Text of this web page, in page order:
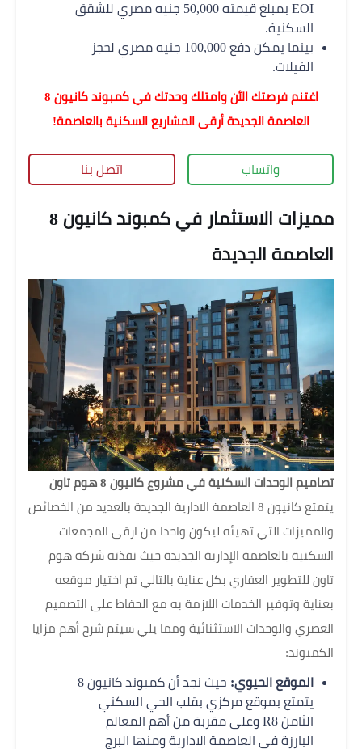
EOI بمبلغ قيمته 50,000 جنيه مصري للشقق
السكنية.
بينما يمكن دفع 100,000 جنيه مصري لحجز
الفيلات.
اغتنم فرصتك الأن وامتلك وحدتك في كمبوند كانيون 8
العاصمة الجديدة أرقى المشاريع السكنية بالعاصمة!
واتساب اتصل بنا
مميزات الاستثمار في كمبوند كانيون 8
العاصمة الجديدة
تصاميم الوحدات السكنية في مشروع كانيون 8 هوم تاون
يتمتع كانيون 8 العاصمة الادارية الجديدة بالعديد من الخصائص
والمميزات التي تهيئه ليكون واحدا من ارقى المجمعات
السكنية بالعاصمة الإدارية الجديدة حيث نفذته شركة هوم
تاون للتطوير العقاري بكل عناية بالتالي تم اختيار موقعه
بعناية وتوفير الخدمات اللازمة به مع الحفاظ على التصميم
العصري والوحدات الاستثنائية ومما يلي سيتم شرح أهم مزايا
الكمبوند:
الموقع الحيوي:
حيث نجد أن كمبوند كانيون 8
يتمتع بموقع مركزي بقلب الحي السكني
الثامن R8 وعلى مقربة من أهم المعالم
البارزة في العاصمة الادارية ومنها البرج